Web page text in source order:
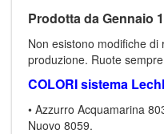
Prodotta da Gennaio
Non esistono modifiche di
produzione. Ruote
COLORI sistema
• Azzurro Acquamarina
Nuovo 8059.